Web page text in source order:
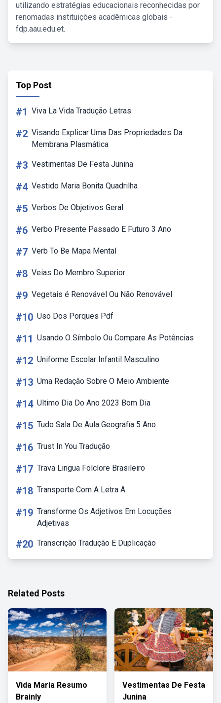
utilizando estratégias educacionais reconhecidas por
renomadas instituições acadêmicas globais -
fdp.aau.edu.et.
Top Post
#1 Viva La Vida Tradução Letras
#2 Visando Explicar Uma Das Propriedades Da
Membrana Plasmática
#3 Vestimentas De Festa Junina
#4 Vestido Maria Bonita Quadrilha
#5 Verbos De Objetivos Geral
#6 Verbo Presente Passado E Futuro 3 Ano
#7 Verb To Be Mapa Mental
#8 Veias Do Membro Superior
#9 Vegetais é Renovável Ou Não Renovável
#10 Uso Dos Porques Pdf
#11 Usando O Símbolo Ou Compare As Potências
#12 Uniforme Escolar Infantil Masculino
#13 Uma Redação Sobre O Meio Ambiente
#14 Ultimo Dia Do Ano 2023 Bom Dia
#15 Tudo Sala De Aula Geografia 5 Ano
#16 Trust In You Tradução
#17 Trava Lingua Folclore Brasileiro
#18 Transporte Com A Letra A
#19 Transforme Os Adjetivos Em Locuções
Adjetivas
#20 Transcrição Tradução E Duplicação
Related Posts
Vida Maria Resumo
Brainly
Vestimentas De Festa
Junina